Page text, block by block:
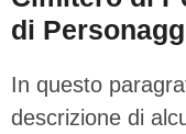
di
In questo
descrizione di